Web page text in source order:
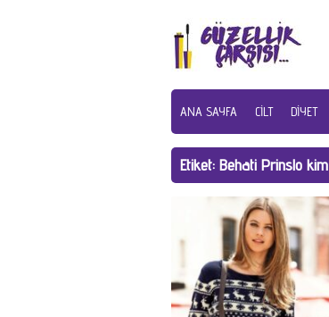
ANA SAYFA CILT DIYET
Etiket: Behati Prinslo kim